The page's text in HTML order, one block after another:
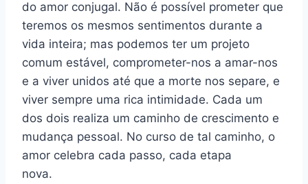
do amor conjugal. Não é possível prometer que
teremos os mesmos sentimentos durante a
vida inteira; mas podemos ter um projeto
comum estável, comprometer-nos a amar-nos
e a viver unidos até que a morte nos separe, e
viver sempre uma rica intimidade. Cada um
dos dois realiza um caminho de crescimento e
mudança pessoal. No curso de tal caminho, o
amor celebra cada passo, cada etapa
nova.